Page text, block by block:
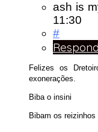
ash is
11:30
#
Felizes os
exonerações.
Biba o insini
Bibam os